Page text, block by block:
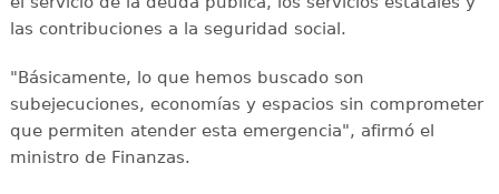
las contribuciones a la seguridad social.
"Básicamente, lo que hemos buscado son
subejecuciones, economías y espacios sin comprometer
que permiten atender esta emergencia", afirmó el
ministro de Finanzas.